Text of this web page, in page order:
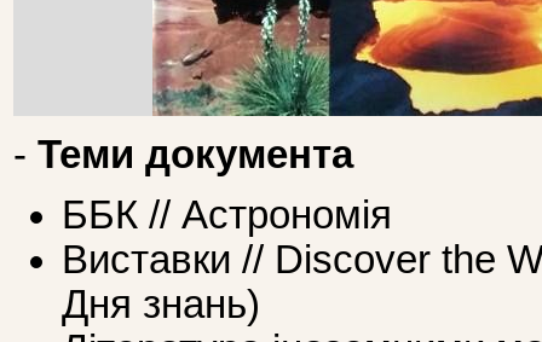
- Теми документа
ББК // Астрономія
Виставки // Discover the
Дня знань)